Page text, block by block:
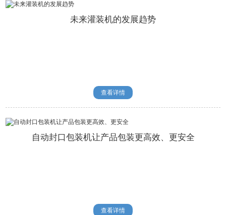
未来灌装机的发展趋势
查看详情
自动封口包装机让产品包装更高效、更安全
查看详情